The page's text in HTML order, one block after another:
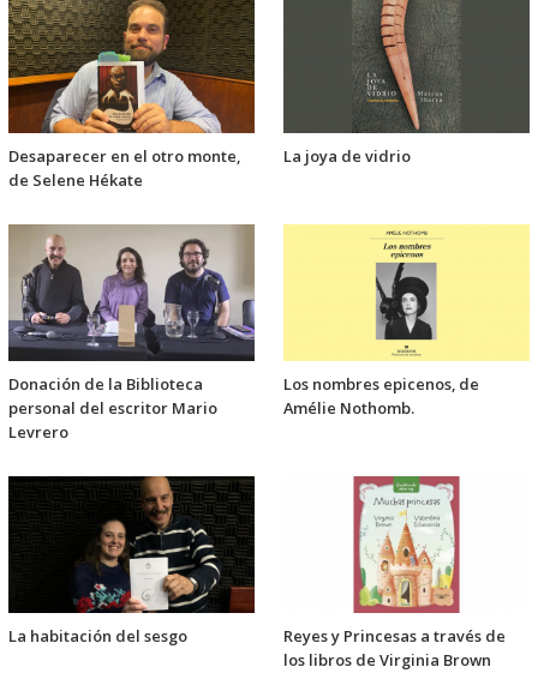
Desaparecer en el otro monte,
de Selene Hékate
La joya de vidrio
Donación de la Biblioteca
personal del escritor Mario
Levrero
Los nombres epicenos, de
Amélie Nothomb.
La habitación del sesgo
Reyes y Princesas a través de
los libros de Virginia Brown